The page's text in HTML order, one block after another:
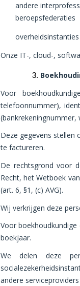
andere
beroepsfederaties
overheidsinstanties
Onze IT-, cloud-,
Voor
telefoonnummer),
(bankrekeningnummer,
Deze gegevens stellen
te factureren.
De rechtsgrond voor
Recht, het Wetboek
(art. 6, §1, (c) AVG).
Wij verkrijgen deze
Voor
boekjaar.
We delen deze
andere